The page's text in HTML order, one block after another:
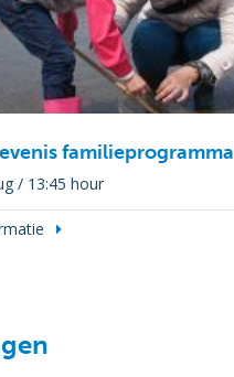
familieprogramma
/ 13:45 hour